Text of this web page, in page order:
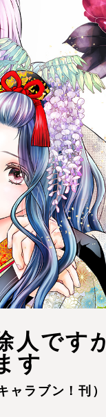
人です
す
ャラブン！